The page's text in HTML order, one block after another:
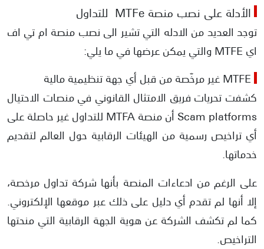
الأدلة على نصب منصة MTFe للتداول
توجد العديد من الادله التي تشير الى نصب منصة ام تي اف
اي MTFE والتي يمكن عرضها في ما يلي:
MTFE غير مرخّصة من قبل أي جهة تنظيمية مالية
كشفت تحريات فريق الامتثال القانوني في منصات الاحتيال
Scam platforms أن منصة MTFA للتداول غير حاصلة على
أي تراخيص رسمية من الهيئات الرقابية حول العالم لتقديم
خدماتها.
على الرغم من ادعاءات المنصة بأنها شركة تداول مرخصة،
إلا أنها لم تقدم أي دليل على ذلك عبر موقعها الإلكتروني.
كما لم تكشف الشركة عن هوية الجهة الرقابية التي منحتها
التراخيص.